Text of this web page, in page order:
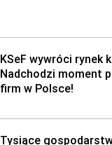
KSeF wywróci rynek
Nadchodzi moment
firm w Polsce!
Tysiące